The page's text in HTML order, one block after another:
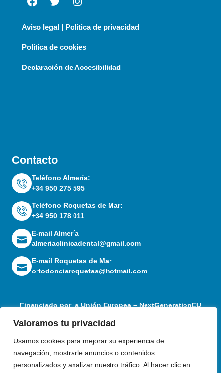
Valoramos tu privacidad
Usamos cookies para mejorar su experiencia de
navegación, mostrarle anuncios o contenidos
personalizados y analizar nuestro tráfico. Al hacer clic en
Contacto
Teléfono Almería:
+34 950 275 595
Teléfono Roquetas de Mar:
+34 950 178 011
E-mail Almería
almeriaclinicadental@gmail.com
E-mail Roquetas de Mar
ortodonciaroquetas@hotmail.com
Aviso legal | Política de privacidad
Política de cookies
Declaración de Accesibilidad
Financiado por la Unión Europea – NextGenerationEU